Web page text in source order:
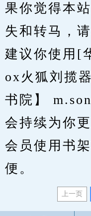
果你觉得本
失和转马，
建议你使用[
ox火狐刘揽
书院】
会持续为你
会员使用书
便。
上一页